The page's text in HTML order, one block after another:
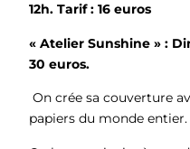
12h. Tarif : 16 euros
« Atelier Sunshine » :
30 euros.
On crée sa couverture
papiers du monde entier.